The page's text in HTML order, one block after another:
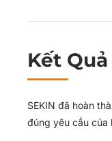
Kết
SEKIN đã hoàn
đúng yêu cầu của